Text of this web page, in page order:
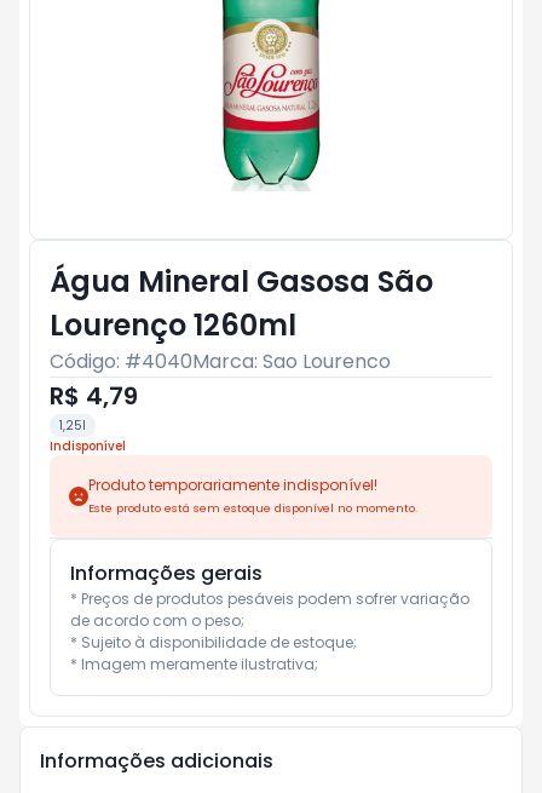
Água Mineral Gasosa São
Lourenço 1260ml
Código: #4040Marca: Sao Lourenco
R$ 4,79
1,25l
Indisponível
Produto temporariamente indisponível!
Este produto está sem estoque disponível no momento.
Informações gerais
* Preços de produtos pesáveis podem sofrer variação
de acordo com o peso;
* Sujeito à disponibilidade de estoque;
* Imagem meramente ilustrativa;
Informações adicionais